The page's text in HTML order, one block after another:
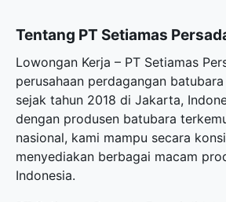
Tentang PT Setiamas
Lowongan Kerja – PT Setiamas
perusahaan perdagangan
sejak tahun 2018 di Jakarta,
dengan produsen batubara
nasional, kami mampu secara
menyediakan berbagai macam
Indonesia.